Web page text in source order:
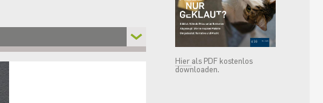
Hier als PDF kostenlos
downloaden.